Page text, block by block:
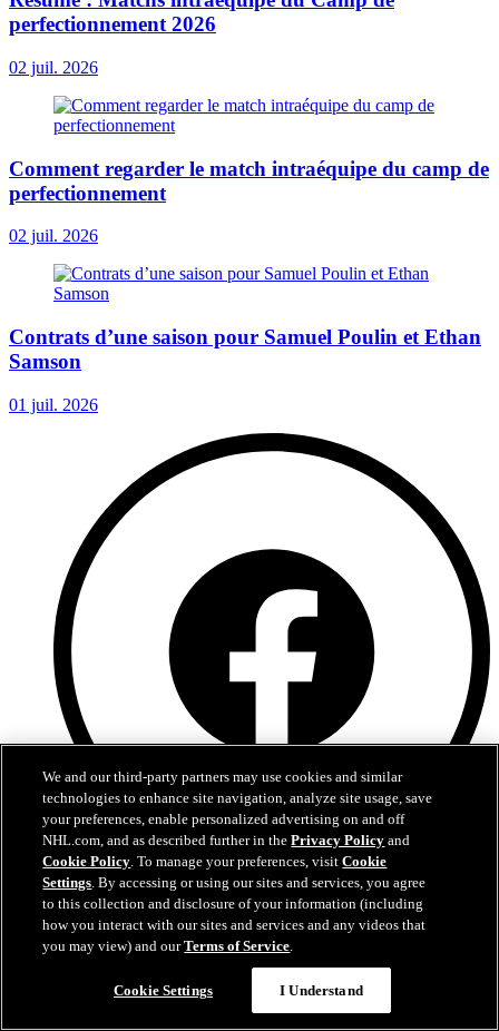
perfectionnement 2026
02 juil. 2026
Comment regarder le match intraéquipe du camp de
perfectionnement
02 juil. 2026
Contrats d’une saison pour Samuel Poulin et Ethan
Samson
01 juil. 2026
Facebook
We and our third-party partners may use cookies and similar
technologies to enhance site navigation, analyze site usage, save
your preferences, enable personalized advertising on and off
NHL.com, and as described further in thePrivacy Policy and
Cookie Policy. To manage your preferences, visitCookie
Settings. By accessing or using our sites and services, you agree
to this collection and disclosure of your information (including
how you interact with our sites and services and any videos that
you may view) and ourTerms of Service.
Cookie Settings I Understand